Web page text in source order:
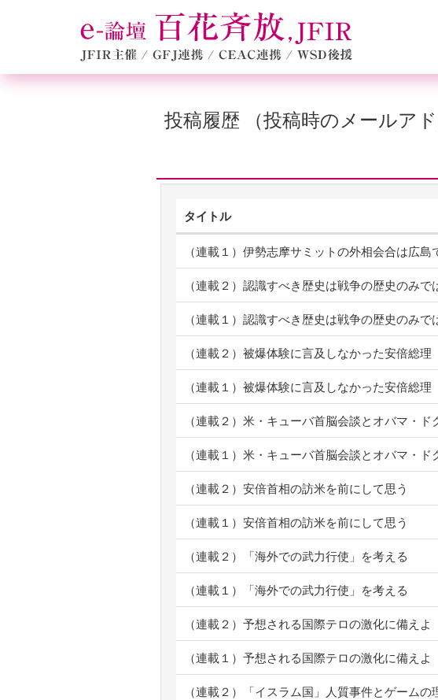
投稿履歴 （投稿時のメールア
タイトル
（連載１）伊勢志摩サミットの外相会合は広島
（連載２）認識すべき歴史は戦争の歴史のみで
（連載１）認識すべき歴史は戦争の歴史のみで
（連載２）被爆体験に言及しなかった安倍総理
（連載１）被爆体験に言及しなかった安倍総理
（連載２）米・キューバ首脳会談とオバマ・ド
（連載１）米・キューバ首脳会談とオバマ・ド
（連載２）安倍首相の訪米を前にして思う
（連載１）安倍首相の訪米を前にして思う
（連載２）「海外での武力行使」を考える
（連載１）「海外での武力行使」を考える
（連載２）予想される国際テロの激化に備えよ
（連載１）予想される国際テロの激化に備えよ
（連載２）「イスラム国」人質事件とゲームの